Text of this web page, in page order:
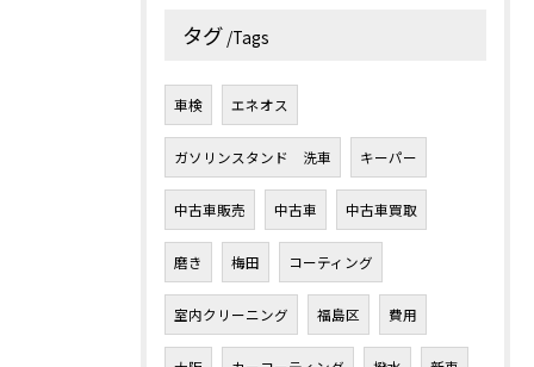
タグ Tags
車検 エネオス
ガソリンスタンド 洗車 キーパー
中古車販売 中古車 中古車買取
磨き 梅田 コーティング
室内クリーニング 福島区 費用